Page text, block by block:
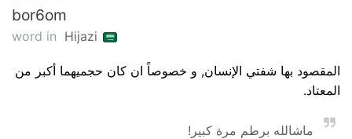
bor6om
word in Hijazi
المقصود بها شفتي الإنسان, و خصوصاً ان كان حجميهما أكبر من
المعتاد.
ماشالله برطم مرة كبير!